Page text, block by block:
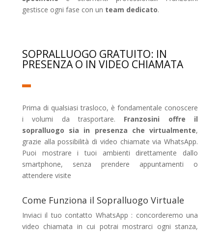
gestisce ogni fase con un team dedicato.
SOPRALLUOGO GRATUITO: IN
PRESENZA O IN VIDEO CHIAMATA
Prima di qualsiasi trasloco, è fondamentale conoscere
i volumi da trasportare. Franzosini offre il
sopralluogo sia in presenza che virtualmente,
grazie alla possibilità di video chiamate via WhatsApp.
Puoi mostrare i tuoi ambienti direttamente dallo
smartphone, senza prendere appuntamenti o
attendere visite
Come Funziona il Sopralluogo Virtuale
Inviaci il tuo contatto WhatsApp : concorderemo una
video chiamata in cui potrai mostrarci ogni stanza,